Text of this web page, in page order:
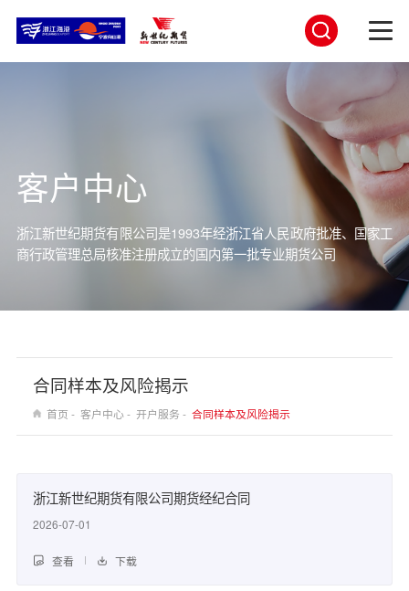
客户中心
浙江新世纪期货有限公司是1993年经浙江省人民政府批准、国家工
商行政管理总局核准注册成立的国内第一批专业期货公司
合同样本及风险揭示
首页 -客户中心 -开户服务 -合同样本及风险揭示
浙江新世纪期货有限公司期货经纪合同
2026-07-01
查看 下载